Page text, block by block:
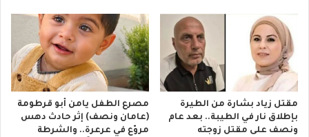
مقتل زياد بشارة من الطيرة
بإطلاق نار في الطيبة.. بعد عام
ونصف على مقتل زوجته
مصرع الطفل يامن أبو قرطومة
(عامان ونصف) إثر حادث دهس
مروّع في عرعرة.. والشرطة